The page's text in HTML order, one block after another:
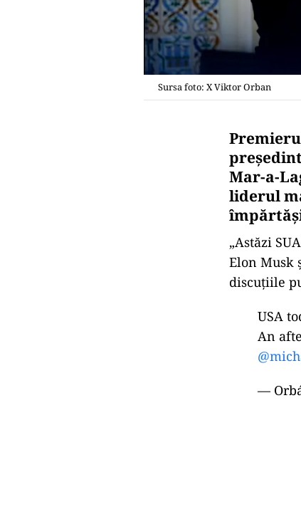
Sursa foto: X Viktor Orban
Mar-a-
liderul
„Astăzi
Elon Musk
discuțiile
USA
An
—